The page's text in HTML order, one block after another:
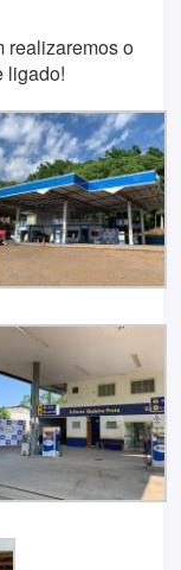
realizaremos o
ligado!